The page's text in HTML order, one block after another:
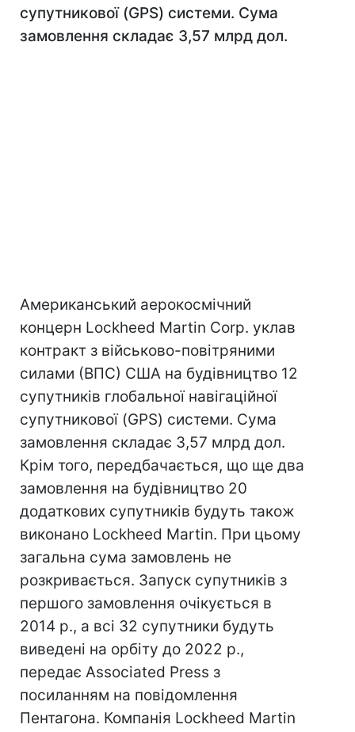
супутникової (GPS) системи. Сума
замовлення складає 3,57 млрд дол.
Американський аерокосмічний
концерн Lockheed Martin Corp. уклав
контракт з військово-повітряними
силами (ВПС) США на будівництво 12
супутників глобальної навігаційної
супутникової (GPS) системи. Сума
замовлення складає 3,57 млрд дол.
Крім того, передбачається, що ще два
замовлення на будівництво 20
додаткових супутників будуть також
виконано Lockheed Martin. При цьому
загальна сума замовлень не
розкривається. Запуск супутників з
першого замовлення очікується в
2014 р., а всі 32 супутники будуть
виведені на орбіту до 2022 р.,
передає Associated Press з
посиланням на повідомлення
Пентагона. Компанія Lockheed Martin